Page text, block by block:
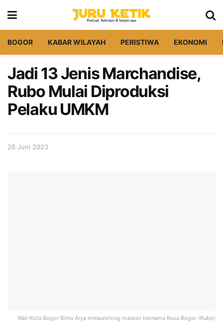
BOGOR KABAR WILAYAH PERISTIWA EKONOMI
Jadi 13 Jenis Marchandise,
Rubo Mulai Diproduksi
Pelaku UMKM
26 Juni 2023
Wali Kota Bogor Bima Arya melaunching maskot bernama Rusa Bogor (Rubo)